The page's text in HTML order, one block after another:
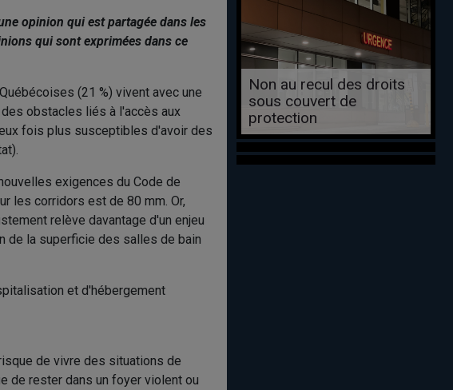
opinion qui est partagée dans les
qui sont exprimées dans ce
(21 %) vivent avec une
des obstacles liés à l'accès aux
fois plus susceptibles d'avoir des
exigences du Code de
les corridors est de 80 mm. Or,
relève davantage d'un enjeu
de la superficie des salles de bain
et d'hébergement
de vivre des situations de
de rester dans un foyer violent ou
Non au recul des droits
sous couvert de
protection